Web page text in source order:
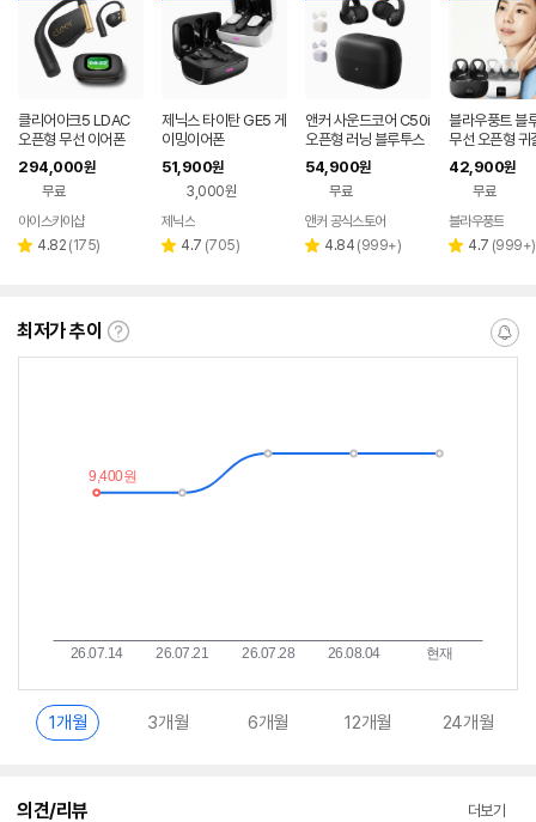
클리어아크5 LDAC
오픈형 무선 이어폰
294,000원
무료
페이
아이스카이샵
별 4.82 리
(175)
제닉스 타이탄 GE5 게
이밍이어폰
51,900원
3,000원
페이
제닉스
별 4.7 리
(705)
앤커 사운드코어 C50i
오픈형 러닝 블루투스
이어폰 D1101
54,900원
무료
앤커 공식스토어
별 4.84 리
(999+)
블라우풍트 블
무선 오픈형 귀
찌형 이어폰 귀
이어클립 러닝
어폰
42,900원
무료
페
블라우풍트
별 4.7 리
(999+)
최저가 추이
최
알
1개월 3개월 6개월 12개월 24개월
의견/리뷰 더보기